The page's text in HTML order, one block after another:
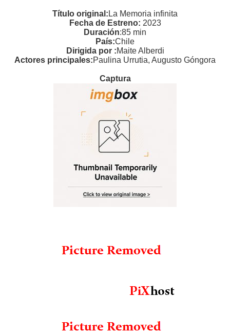
Título original: La Memoria infinita
Fecha de Estreno: 2023
Duración:85 min
País:Chile
Dirigida por :Maite Alberdi
Actores principales:Paulina Urrutia, Augusto Góngora
Captura